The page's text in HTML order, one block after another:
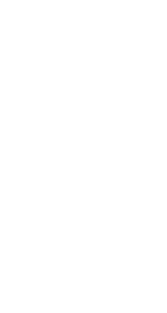
मॅटी पॉट्स, स्टुअर्ट ब्रॉड,